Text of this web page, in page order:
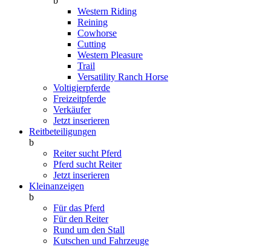
Western Riding
Reining
Cowhorse
Cutting
Western Pleasure
Trail
Versatility Ranch Horse
Voltigierpferde
Freizeitpferde
Verkäufer
Jetzt inserieren
Reitbeteiligungen
b
Reiter sucht Pferd
Pferd sucht Reiter
Jetzt inserieren
Kleinanzeigen
b
Für das Pferd
Für den Reiter
Rund um den Stall
Kutschen und Fahrzeuge